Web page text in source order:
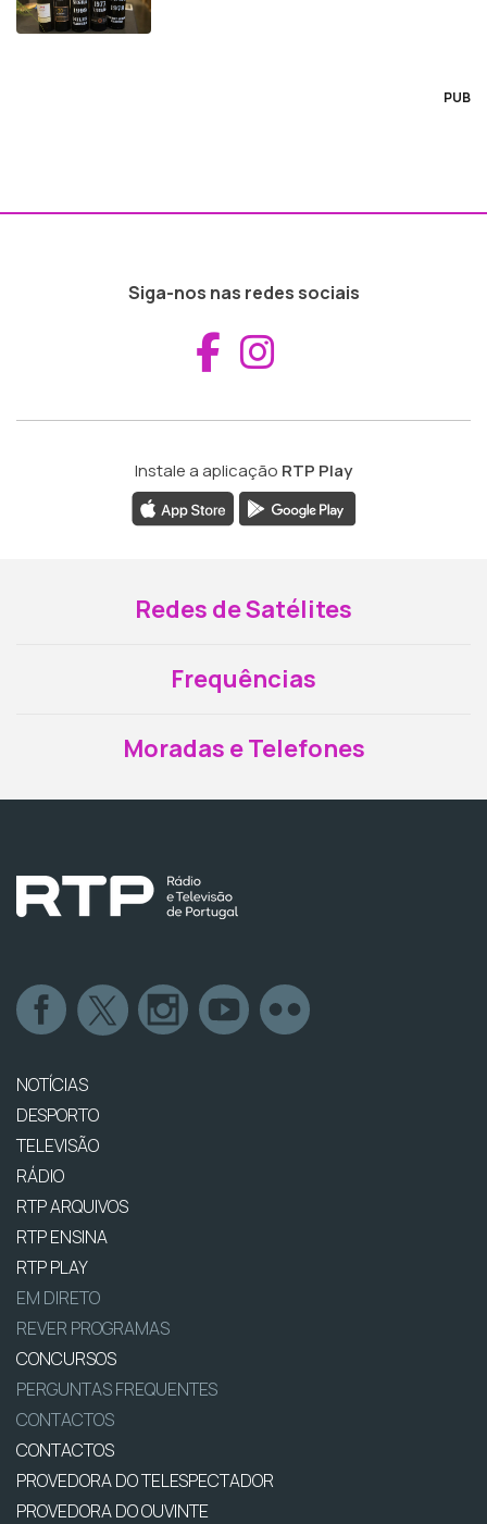
PUB
Siga-nos nas redes sociais
Aceder ao
Instale a aplicação RTP Play
Redes de Satélites
Frequências
Moradas e Telefones
NOTÍCIAS
DESPORTO
TELEVISÃO
RÁDIO
RTP ARQUIVOS
RTP ENSINA
RTP PLAY
EM DIRETO
REVER PROGRAMAS
CONCURSOS
PERGUNTAS FREQUENTES
CONTACTOS
CONTACTOS
PROVEDORA DO TELESPECTADOR
PROVEDORA DO OUVINTE